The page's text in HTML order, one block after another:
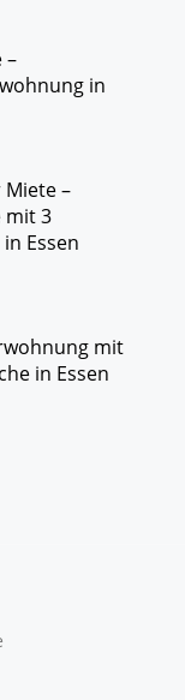
–
in
–
mit 3
Essen
mit
in Essen